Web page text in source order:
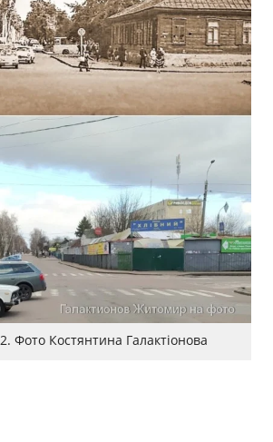
Фото Костянтина Галактіонова